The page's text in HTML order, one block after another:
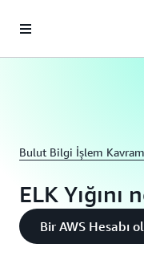
Bulut Bilgi İşlem
ELK Yığını
Bir AWS Hesabı